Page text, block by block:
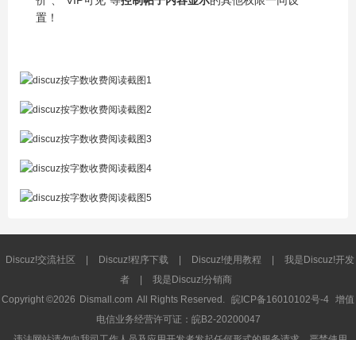
置！
Discuz!交流社区 | Discuz!程序下载 | Discuz!使用教程 |
我是Discuz!开发
者
|
我是Discuz!分销商
Copyright ©2026 Dismall.com All Rights Reserved. 皖ICP备16010102号-4 增值
电信业务经营许可证：皖B2-20200047